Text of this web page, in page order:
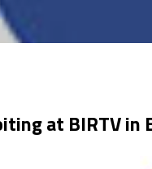
at BIRTV